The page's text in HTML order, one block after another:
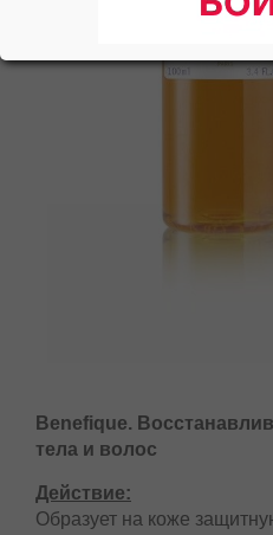
Benefique.
тела и волос
Действие:
Образует на коже